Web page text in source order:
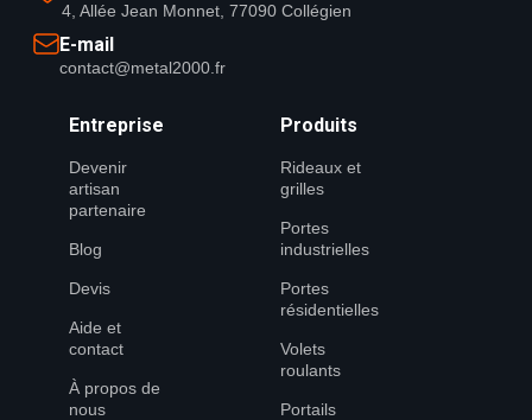
4, Allée Jean Monnet, 77090 Collégien
E-mail
contact@metal2000.fr
Entreprise
Devenir
artisan
partenaire
Blog
Devis
Aide et
contact
À propos de
nous
Produits
Rideaux et
grilles
Portes
industrielles
Portes
résidentielles
Volets
roulants
Portails